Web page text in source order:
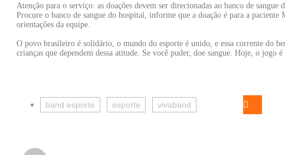
Atenção para o serviço: as doações devem ser direcionadas ao banco de
Procure o banco de sangue do hospital, informe que a doação é para a
orientações da equipe.
O povo brasileiro é solidário, o mundo do esporte é unido, e essa corrente do
crianças que dependem dessa atitude. Se você puder, doe sangue. Hoje, o jogo
band esporte esporte vivaband